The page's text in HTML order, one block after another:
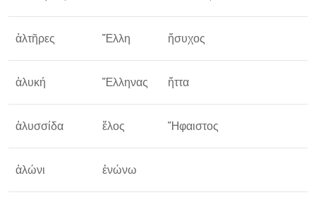
ἁλτῆρες Ἕλλη ἥσυχος
ἁλυκή Ἕλληνας ἥττα
ἁλυσσίδα ἕλος Ἥφαιστος
ἁλώνι ἑνώνω